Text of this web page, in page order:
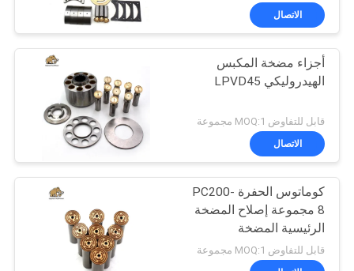
الاتصال
أجزاء مضخة المكبس
الهيدروليكي LPVD45
قابل للتفاوض MOQ:1 مجموعة
الاتصال
كوماتوس الحفرة PC200-
8 مجموعة إصلاح المضخة
الرئيسية المضخة
الهيدروليكية جزء مضخة
البستون صيانة خدمات
قابل للتفاوض MOQ:1 مجموعة